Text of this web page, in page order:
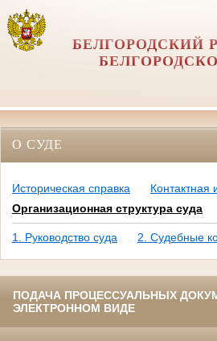
БЕЛГОРОДСКИЙ
О СУДЕ
Историческая справка
Организационная структура суда
1. Руководство суда 2. Судебные
ПОДАЧА ПРОЦЕССУАЛЬНЫХ
ЭЛЕКТРОННОМ ВИДЕ